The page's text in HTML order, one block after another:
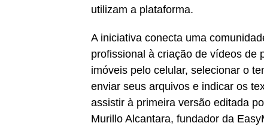
utilizam a plataforma.
A iniciativa conecta uma
profissional à criação de vídeos de
imóveis pelo celular, selecionar o
enviar seus arquivos e indicar os
assistir à primeira versão editada
Murillo Alcantara, fundador da